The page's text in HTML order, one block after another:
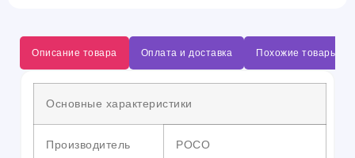
Описание товара Оплата и доставка Похожие товары
Основные характеристики
Производитель POCO